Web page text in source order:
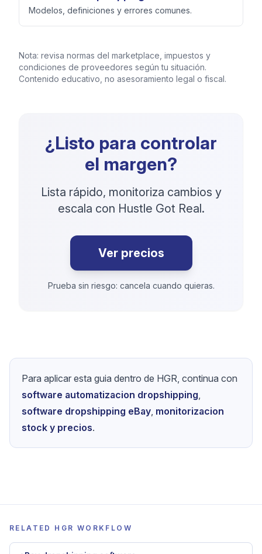
Modelos, definiciones y errores comunes.
Nota: revisa normas del marketplace, impuestos y
condiciones de proveedores según tu situación.
Contenido educativo, no asesoramiento legal o fiscal.
¿Listo para controlar
el margen?
Lista rápido, monitoriza cambios y
escala con Hustle Got Real.
Ver precios
Prueba sin riesgo: cancela cuando quieras.
Para aplicar esta guia dentro de HGR, continua con
software automatizacion dropshipping,
software dropshipping eBay, monitorizacion
stock y precios.
RELATED HGR WORKFLOW